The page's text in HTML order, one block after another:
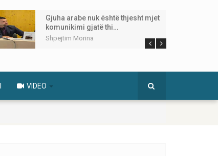
Gjuha arabe nuk është thjesht mjet
komunikimi gjatë thi…
Shpejtim Morina
VIDEO